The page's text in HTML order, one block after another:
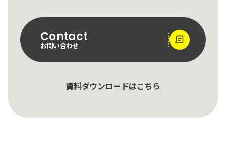
Contact
お問い合わせ
資料ダウンロードはこちら